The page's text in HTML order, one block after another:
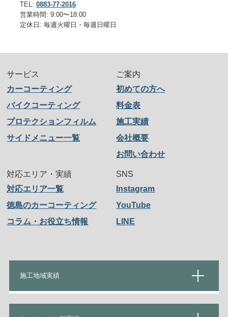
TEL: 0883-77-2016
営業時間: 9:00〜18:00
定休日: 毎週火曜日・毎週日曜日
サービス
カーコーティング
バイクコーティング
プロテクションフィルム
サイドメニュー一覧
ご案内
初めての方へ
料金表
施工実績
会社概要
お問い合わせ
対応エリア・実績
対応エリア一覧
徳島のカーコーティング
コラム・お役立ち情報
SNS
Instagram
YouTube
LINE
施工地域実績